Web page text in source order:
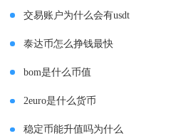
交易账户为什么会有usdt
泰达币怎么挣钱最快
bom是什么币值
2euro是什么货币
稳定币能升值吗为什么